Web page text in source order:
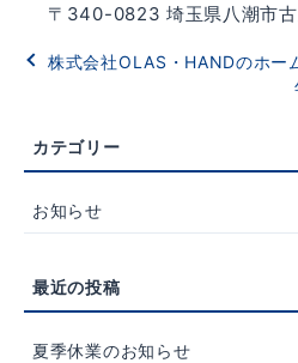
〒340-0823 埼玉県八潮市
株式会社OLAS・HANDのホー
お知らせ
夏季休業のお知らせ